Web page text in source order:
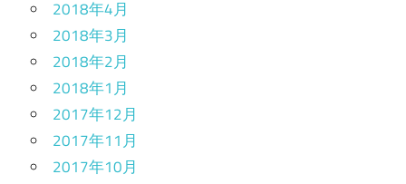
2018年4月
2018年3月
2018年2月
2018年1月
2017年12月
2017年11月
2017年10月